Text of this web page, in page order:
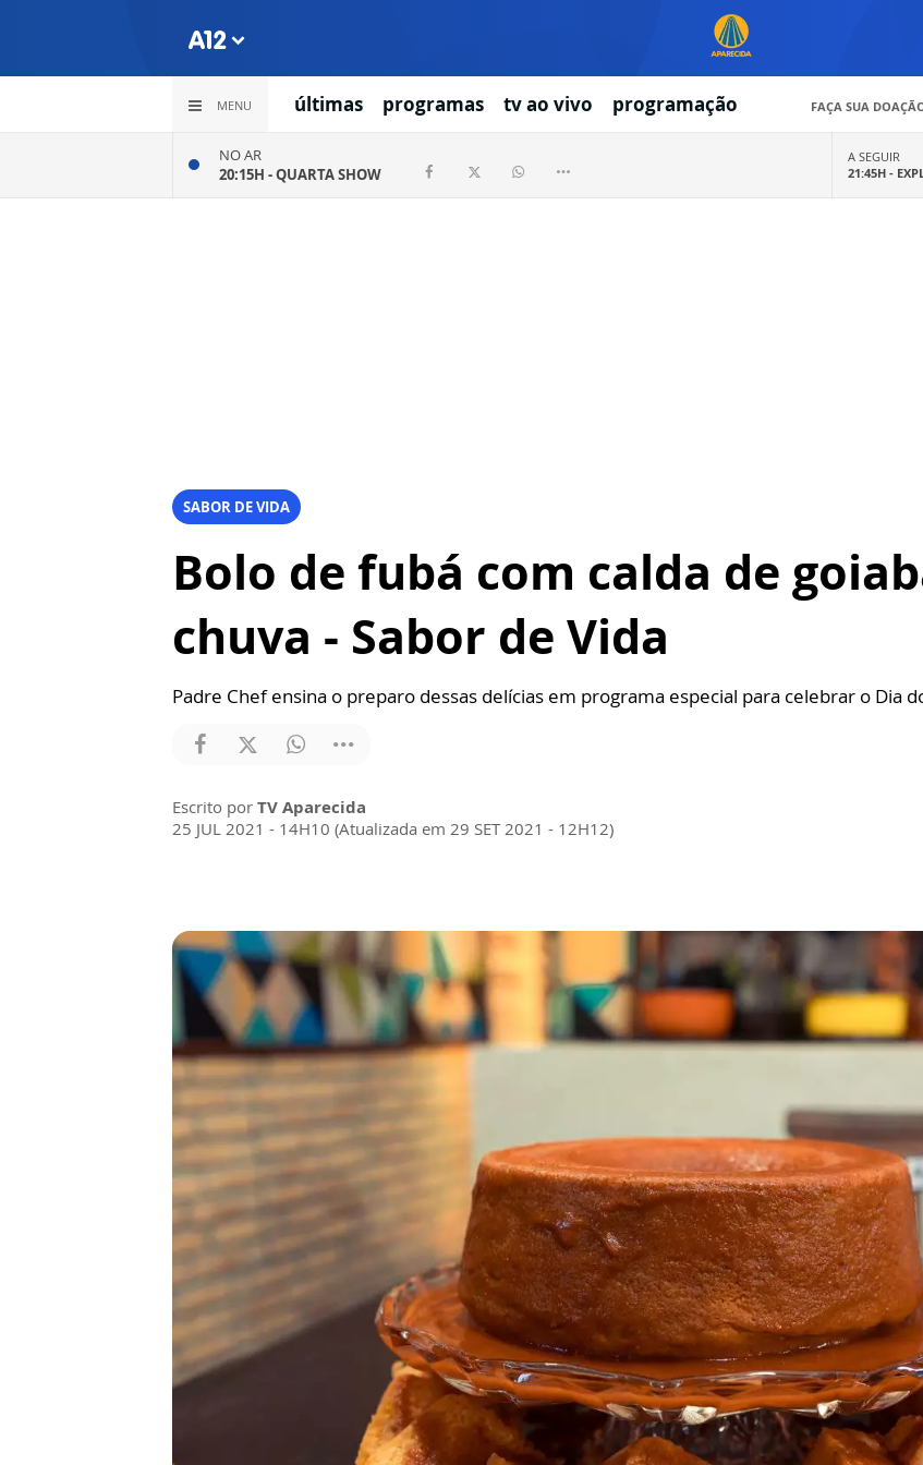
MENU últimas programas tv ao vivo programação FAÇA SUA
NO AR
20:15H -QUARTA SHOW
A SEGUIR
21:45H -
SABOR DE VIDA
Bolo de fubá com calda de
chuva - Sabor de Vida
Padre Chef ensina o preparo dessas delícias em programa especial para celebrar o Dia
Escrito por TV Aparecida
25 JUL 2021 - 14H10 (Atualizada em 29 SET 2021 - 12H12)